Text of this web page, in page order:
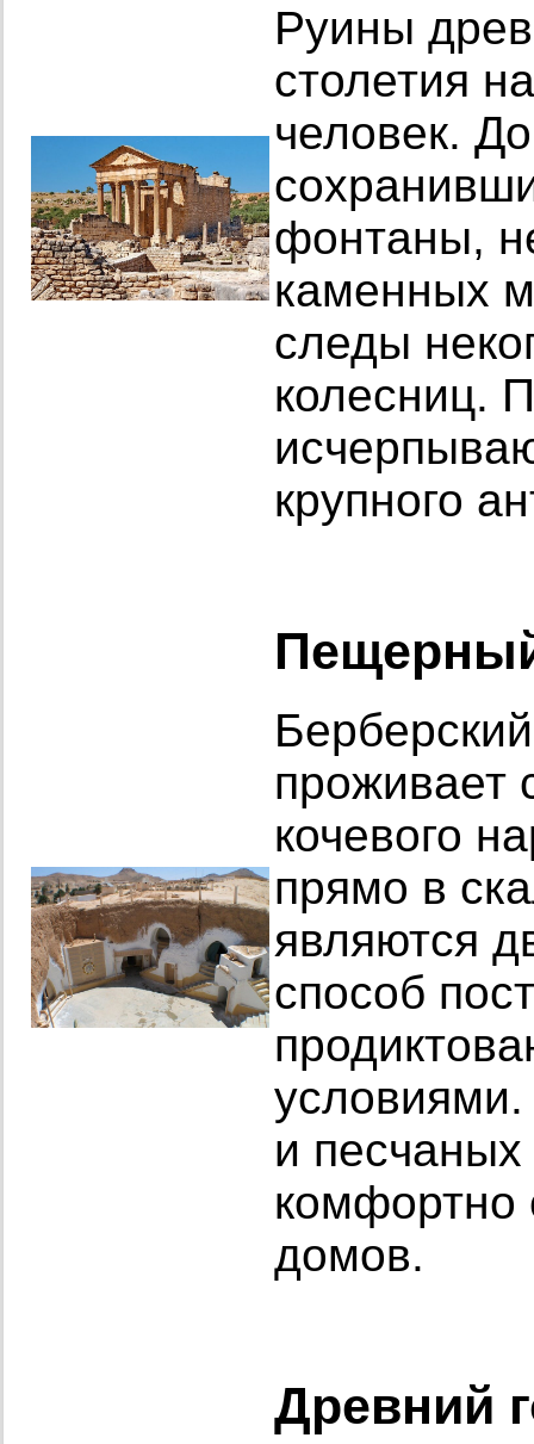
Руины
столетия
человек.
фонтаны,
каменных
следы
колесниц.
крупного
проживает
кочевого
прямо в
являются
способ
и
комфортно
домов.
Древний